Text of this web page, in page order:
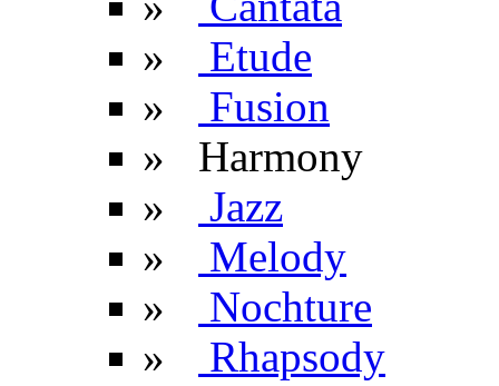
»
Etude
»
Fusion
» Harmony
»
Jazz
»
Melody
»
Nochture
»
Rhapsody